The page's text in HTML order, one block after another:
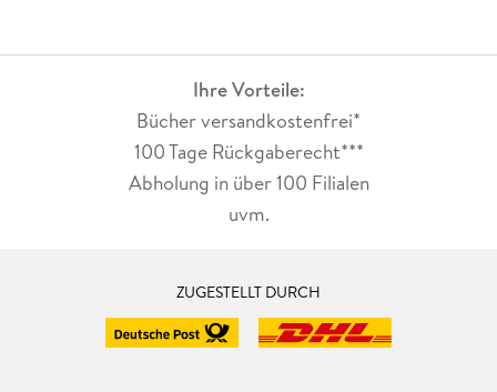
Ihre Vorteile:
Bücher versandkostenfrei*
100 Tage Rückgaberecht***
Abholung in über 100 Filialen
uvm.
ZUGESTELLT DURCH